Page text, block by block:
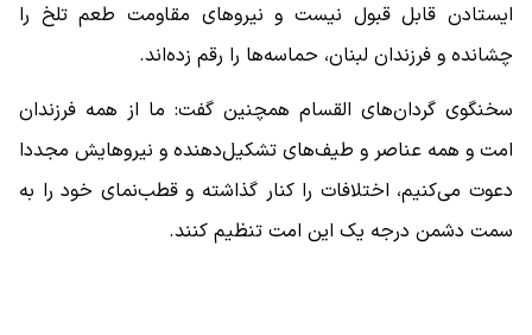
ایستادن قابل قبول نیست و نیروهای مقاومت طعم تلخ را
چشانده و فرزندان لبنان، حماسه‌ها را رقم زده‌اند.
سخنگوی گردان‌های القسام همچنین گفت: ما از همه فرزندان
امت و همه عناصر و طیف‌های تشکیل‌دهنده و نیروهایش مجددا
دعوت می‌کنیم، اختلافات را کنار گذاشته و قطب‌نمای خود را به
سمت دشمن درجه یک این امت تنظیم کنند.